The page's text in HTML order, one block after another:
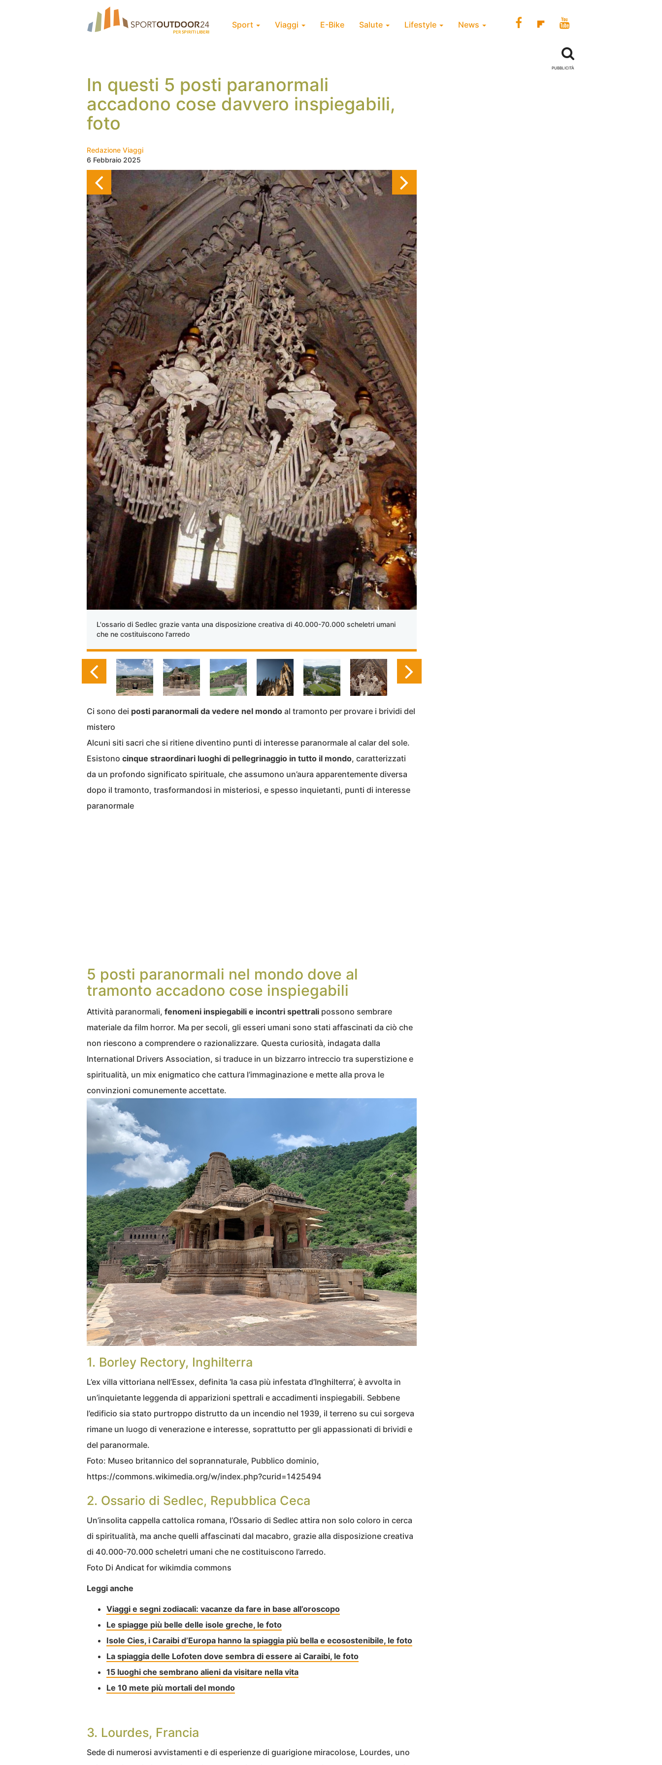
Sport Viaggi E-Bike Salute Lifestyle News
In questi 5 posti paranormali
accadono cose davvero inspiegabili,
foto
Redazione Viaggi
6 Febbraio 2025
L'ossario di Sedlec grazie vanta una disposizione creativa di 40.000-70.000 scheletri umani
che ne costituiscono l'arredo
Ci sono dei posti paranormali da vedere nel mondo al tramonto per provare i brividi del
mistero
Alcuni siti sacri che si ritiene diventino punti di interesse paranormale al calar del sole.
Esistono cinque straordinari luoghi di pellegrinaggio in tutto il mondo, caratterizzati
da un profondo significato spirituale, che assumono un’aura apparentemente diversa
dopo il tramonto, trasformandosi in misteriosi, e spesso inquietanti, punti di interesse
paranormale
5 posti paranormali nel mondo dove al
tramonto accadono cose inspiegabili
Attività paranormali, fenomeni inspiegabili e incontri spettrali possono sembrare
materiale da film horror. Ma per secoli, gli esseri umani sono stati affascinati da ciò che
non riescono a comprendere o razionalizzare. Questa curiosità, indagata dalla
International Drivers Association, si traduce in un bizzarro intreccio tra superstizione e
spiritualità, un mix enigmatico che cattura l’immaginazione e mette alla prova le
convinzioni comunemente accettate.
1. Borley Rectory, Inghilterra
L’ex villa vittoriana nell’Essex, definita ‘la casa più infestata d’Inghilterra’, è avvolta in
un’inquietante leggenda di apparizioni spettrali e accadimenti inspiegabili. Sebbene
l’edificio sia stato purtroppo distrutto da un incendio nel 1939, il terreno su cui sorgeva
rimane un luogo di venerazione e interesse, soprattutto per gli appassionati di brividi e
del paranormale.
Foto: Museo britannico del soprannaturale, Pubblico dominio,
https://commons.wikimedia.org/w/index.php?curid=1425494
2. Ossario di Sedlec, Repubblica Ceca
Un’insolita cappella cattolica romana, l’Ossario di Sedlec attira non solo coloro in cerca
di spiritualità, ma anche quelli affascinati dal macabro, grazie alla disposizione creativa
di 40.000-70.000 scheletri umani che ne costituiscono l’arredo.
Foto Di Andicat for wikimdia commons
Leggi anche
Viaggi e segni zodiacali: vacanze da fare in base all’oroscopo
Le spiagge più belle delle isole greche, le foto
Isole Cies, i Caraibi d’Europa hanno la spiaggia più bella e ecosostenibile, le foto
La spiaggia delle Lofoten dove sembra di essere ai Caraibi, le foto
15 luoghi che sembrano alieni da visitare nella vita
Le 10 mete più mortali del mondo
3. Lourdes, Francia
Sede di numerosi avvistamenti e di esperienze di guarigione miracolose, Lourdes, uno
PUBBLICITÀ